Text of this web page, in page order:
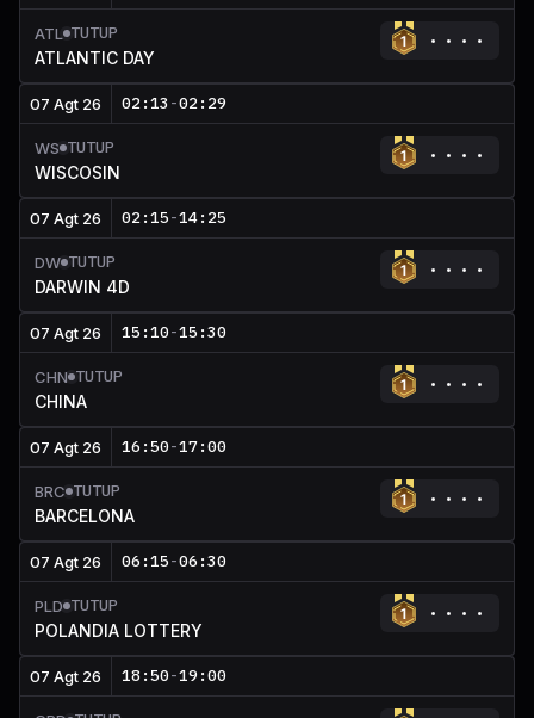
ATL TUTUP
ATLANTIC DAY
07 Agt 26 02:13 -02:29
WS TUTUP
WISCOSIN
07 Agt 26 02:15-14:25
DW TUTUP
DARWIN 4D
07 Agt 26 15:10-15:30
CHN TUTUP
CHINA
07 Agt 26 16:50-17:00
BRC TUTUP
BARCELONA
07 Agt 26 06:15-06:30
PLD TUTUP
POLANDIA LOTTERY
07 Agt 26 18:50-19:00